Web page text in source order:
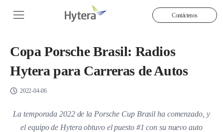
Contáctenos
Copa Porsche Brasil: Radios
Hytera para Carreras de Autos
2022-04-06
La temporada 2022 de la Porsche Cup Brasil ha comenzado, y
el equipo de Hytera obtuvo el puesto #1 con su nuevo auto